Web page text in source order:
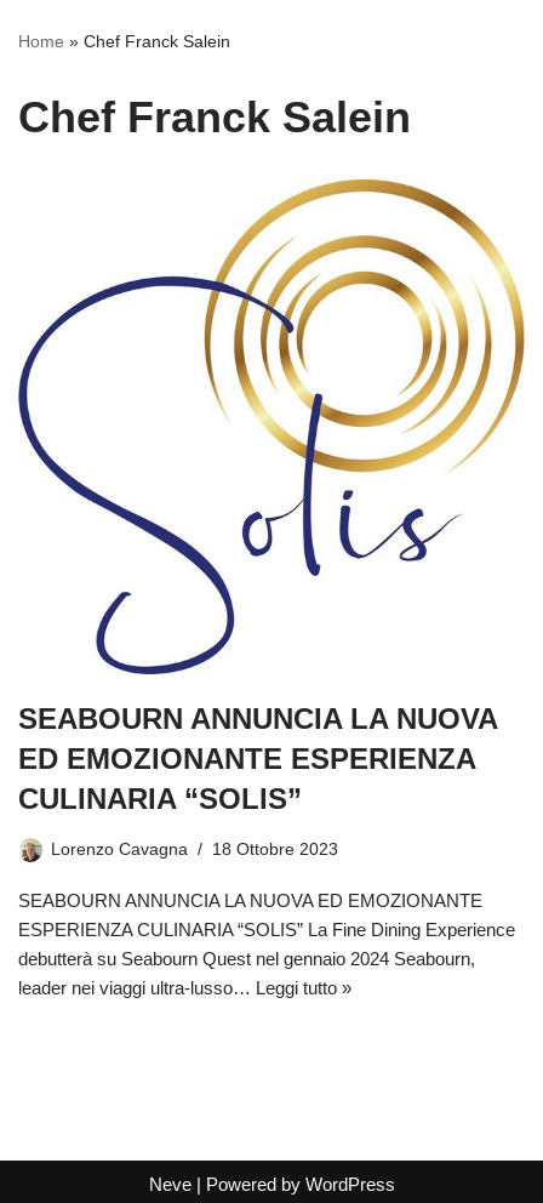
Home » Chef Franck Salein
Chef Franck Salein
SEABOURN ANNUNCIA LA NUOVA
ED EMOZIONANTE ESPERIENZA
CULINARIA “SOLIS”
Lorenzo Cavagna 18 Ottobre 2023
SEABOURN ANNUNCIA LA NUOVA ED EMOZIONANTE
ESPERIENZA CULINARIA “SOLIS” La Fine Dining Experience
debutterà su Seabourn Quest nel gennaio 2024 Seabourn,
leader nei viaggi ultra-lusso… Leggi tutto »
Neve| Powered by WordPress